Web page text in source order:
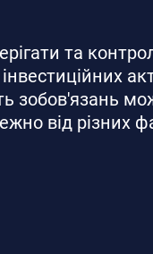
та
зобов'язань
від різних